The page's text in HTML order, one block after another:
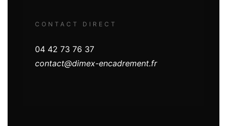
CONTACT DIRECT
04 42 73 76 37
contact@dimex-encadrement.fr